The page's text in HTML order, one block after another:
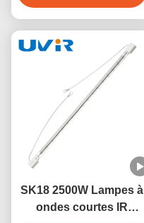
SK18 2500W Lampes à
ondes courtes IR